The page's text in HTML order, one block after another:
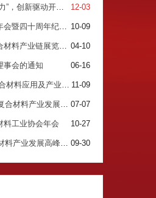
12-03
材料行业年会暨四十周年纪念大会圆满召开
10-09
四十周年纪念大会
04-10
动，快来看看有哪些企业吧！
06-16
事会的通知
11-09
及产业发展论坛”的通知
07-07
协会碳纤维复合材料专委会换届会议的通知
10-27
料工业协会年会
09-30
国复合材料工业协会年会的通知